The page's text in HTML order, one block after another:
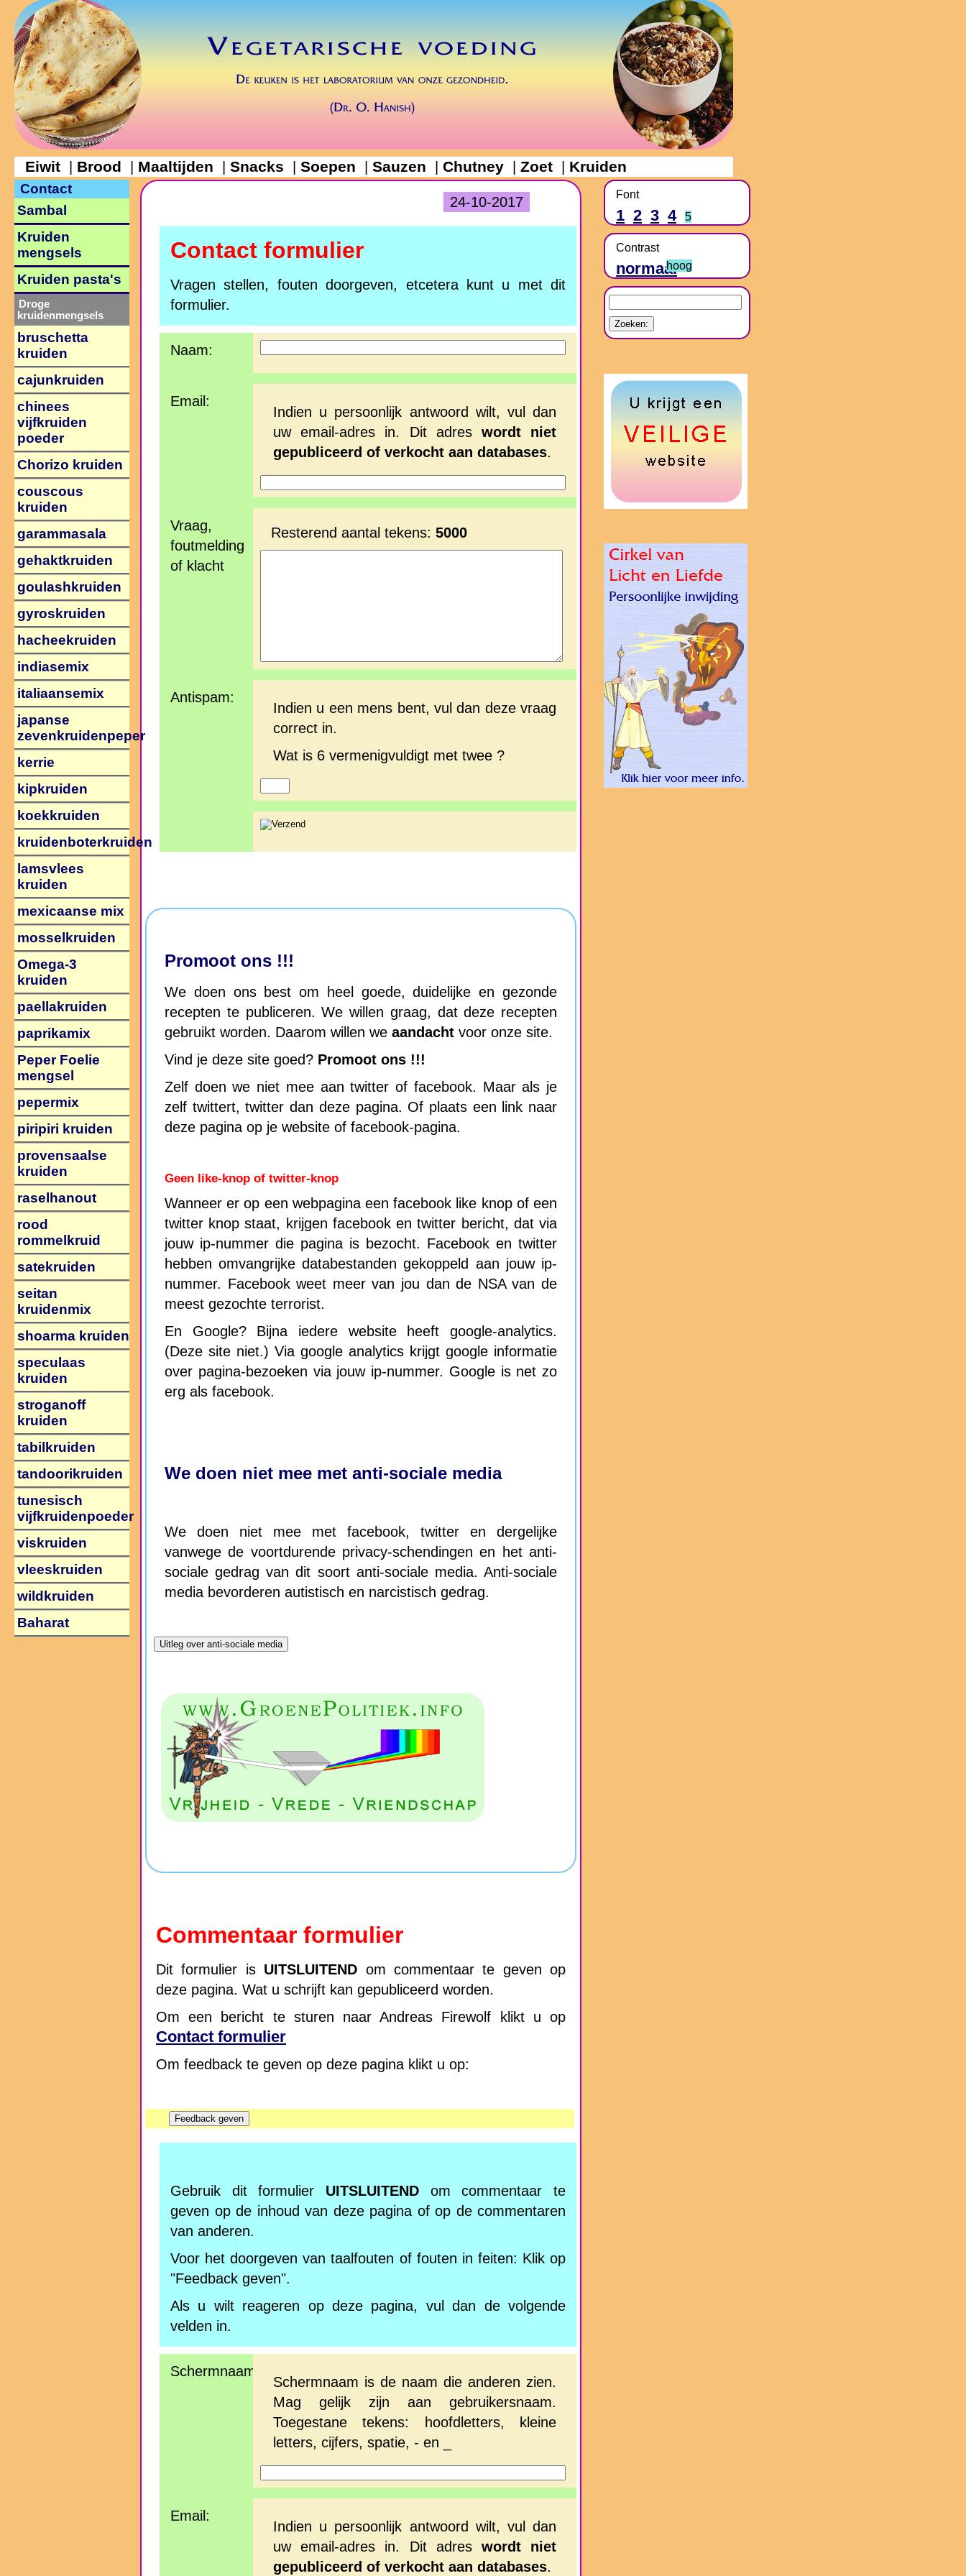
Eiwit Brood Maaltijden Snacks Soepen Sauzen Chutney Zoet Kruiden
24-10-2017
Contact formulier
Vragen stellen, fouten doorgeven, etcetera kunt u met dit
formulier.
Naam:
Email:
Indien u persoonlijk antwoord wilt, vul dan
uw email-adres in. Dit adres wordt niet
gepubliceerd of verkocht aan databases.
Vraag,
foutmelding
of klacht
Resterend aantal tekens: 5000
Antispam:
Indien u een mens bent, vul dan deze vraag
correct in.
Wat is 6 vermenigvuldigt met twee ?
Promoot ons !!!
We doen ons best om heel goede, duidelijke en gezonde
recepten te publiceren. We willen graag, dat deze recepten
gebruikt worden. Daarom willen we aandacht voor onze site.
Vind je deze site goed? Promoot ons !!!
Zelf doen we niet mee aan twitter of facebook. Maar als je
zelf twittert, twitter dan deze pagina. Of plaats een link naar
deze pagina op je website of facebook-pagina.
Geen like-knop of twitter-knop
Wanneer er op een webpagina een facebook like knop of een
twitter knop staat, krijgen facebook en twitter bericht, dat via
jouw ip-nummer die pagina is bezocht. Facebook en twitter
hebben omvangrijke databestanden gekoppeld aan jouw ip-
nummer. Facebook weet meer van jou dan de NSA van de
meest gezochte terrorist.
En Google? Bijna iedere website heeft google-analytics.
(Deze site niet.) Via google analytics krijgt google informatie
over pagina-bezoeken via jouw ip-nummer. Google is net zo
erg als facebook.
We doen niet mee met anti-sociale media
We doen niet mee met facebook, twitter en dergelijke
vanwege de voortdurende privacy-schendingen en het anti-
sociale gedrag van dit soort anti-sociale media. Anti-sociale
media bevorderen autistisch en narcistisch gedrag.
Commentaar formulier
Dit formulier is UITSLUITEND om commentaar te geven op
deze pagina. Wat u schrijft kan gepubliceerd worden.
Om een bericht te sturen naar Andreas Firewolf klikt u op
Contact formulier
Om feedback te geven op deze pagina klikt u op:
Gebruik dit formulier UITSLUITEND om commentaar te
geven op de inhoud van deze pagina of op de commentaren
van anderen.
Voor het doorgeven van taalfouten of fouten in feiten: Klik op
"Feedback geven".
Als u wilt reageren op deze pagina, vul dan de volgende
velden in.
Schermnaam:
Schermnaam is de naam die anderen zien.
Mag gelijk zijn aan gebruikersnaam.
Toegestane tekens: hoofdletters, kleine
letters, cijfers, spatie, - en _
Email:
Indien u persoonlijk antwoord wilt, vul dan
uw email-adres in. Dit adres wordt niet
gepubliceerd of verkocht aan databases.
Contact
Sambal
Kruiden
mengsels
Kruiden pasta's
Droge
kruidenmengsels
bruschetta
kruiden
cajunkruiden
chinees
vijfkruiden
poeder
Chorizo kruiden
couscous
kruiden
garammasala
gehaktkruiden
goulashkruiden
gyroskruiden
hacheekruiden
indiasemix
italiaansemix
japanse
zevenkruidenpeper
kerrie
kipkruiden
koekkruiden
kruidenboterkruiden
lamsvlees
kruiden
mexicaanse mix
mosselkruiden
Omega-3
kruiden
paellakruiden
paprikamix
Peper Foelie
mengsel
pepermix
piripiri kruiden
provensaalse
kruiden
raselhanout
rood
rommelkruid
satekruiden
seitan
kruidenmix
shoarma kruiden
speculaas
kruiden
stroganoff
kruiden
tabilkruiden
tandoorikruiden
tunesisch
vijfkruidenpoeder
viskruiden
vleeskruiden
wildkruiden
Baharat
Font
1 2 3 4 5
Contrast
normaalhoog